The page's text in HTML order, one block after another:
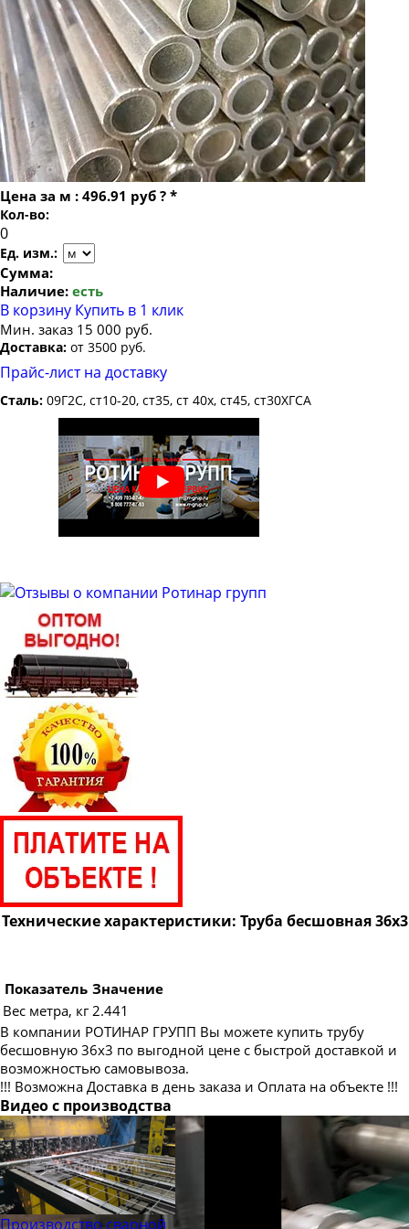
Труба бесшовная 22
Труба бесшовная 24
Труба бесшовная 25
Труба бесшовная 26
Труба бесшовная 27
Труба бесшовная 28
Труба бесшовная 30
Труба бесшовная 32
Труба бесшовная 35
Труба бесшовная 38
Труба бесшовная 40
Труба бесшовная 42
Труба бесшовная 45
Труба бесшовная 48
Труба бесшовная 50
Труба бесшовная 51
Труба бесшовная 53
Труба бесшовная 54
Труба бесшовная 63.5
Труба бесшовная 65
Труба бесшовная 68
Труба бесшовная 70
Труба бесшовная 73
Труба бесшовная 76
Труба бесшовная 83
Труба бесшовная 89
Труба бесшовная 102
Труба бесшовная 108
Труба бесшовная 127
Труба бесшовная 133
Труба бесшовная 140
Труба бесшовная 146
Труба бесшовная 152
Труба бесшовная 159
Труба бесшовная 168
Труба бесшовная 180
Цена за м : 496.91 руб ? *
Кол-во:
Ед. изм.:
Сумма:
Наличие: есть
В корзину Купить в 1 клик
Мин. заказ 15 000 руб.
Доставка: от 3500 руб.
Прайс-лист на доставку
Сталь: 09Г2С, ст10-20, ст35, ст 40х, ст45, ст30ХГСА
Технические характеристики: Труба бесшовная 36х3
Показатель Значение
Вес метра, кг 2.441
В компании РОТИНАР ГРУПП Вы можете купить трубу
бесшовную 36х3 по выгодной цене с быстрой доставкой и
возможностью самовывоза.
!!! Возможна Доставка в день заказа и Оплата на объекте !!!
Видео с производства
Производство сварной